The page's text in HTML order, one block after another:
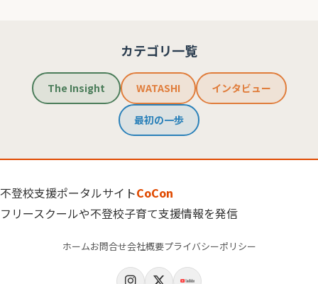
カテゴリ一覧
The Insight WATASHI インタビュー
最初の一歩
不登校支援ポータルサイトCoCon
フリースクールや不登校子育て支援情報を発信
ホームお問合せ会社概要プライバシーポリシー